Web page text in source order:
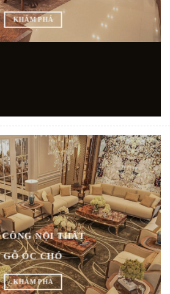
KHÁM PHÁ
NỘI THẤT
GỖ ÓC CHÓ
KHÁM PHÁ